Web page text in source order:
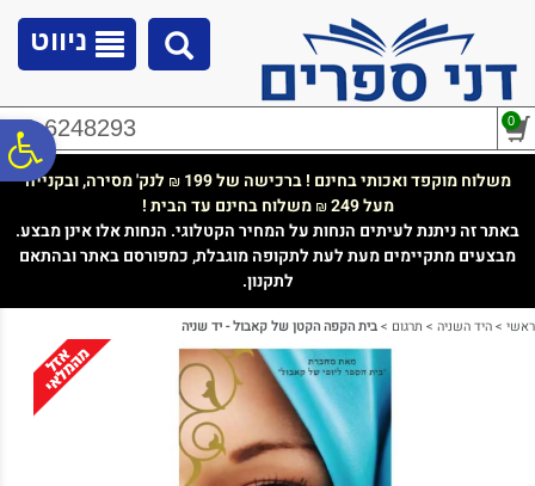
נגישות
ניווט
02-6248293 0
משלוח מוקפד ואכותי בחינם ! ברכישה של 199 ₪ לנק' מסירה, ובקנייה
מעל 249
₪משלוח בחינם עד הבית !
באתר זה ניתנת לעיתים הנחות על המחיר הקטלוגי. הנחות אלו אינן מבצע.
מבצעים מתקיימים מעת לעת לתקופה מוגבלת, כמפורסם באתר ובהתאם
לתקנון.
ראשי >היד השניה > תרגום >בית הקפה הקטן של קאבול - יד שניה